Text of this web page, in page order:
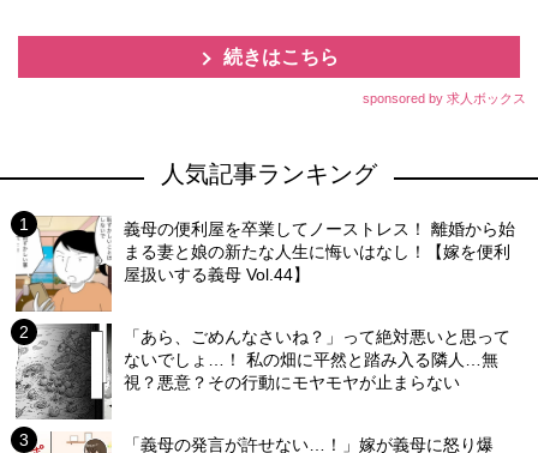
続きはこちら
sponsored by 求人ボックス
人気記事ランキング
義母の便利屋を卒業してノーストレス！ 離婚から始
まる妻と娘の新たな人生に悔いはなし！【嫁を便利
屋扱いする義母 Vol.44】
「あら、ごめんなさいね？」って絶対悪いと思って
ないでしょ…！ 私の畑に平然と踏み入る隣人…無
視？悪意？その行動にモヤモヤが止まらない
「義母の発言が許せない…！」嫁が義母に怒り爆